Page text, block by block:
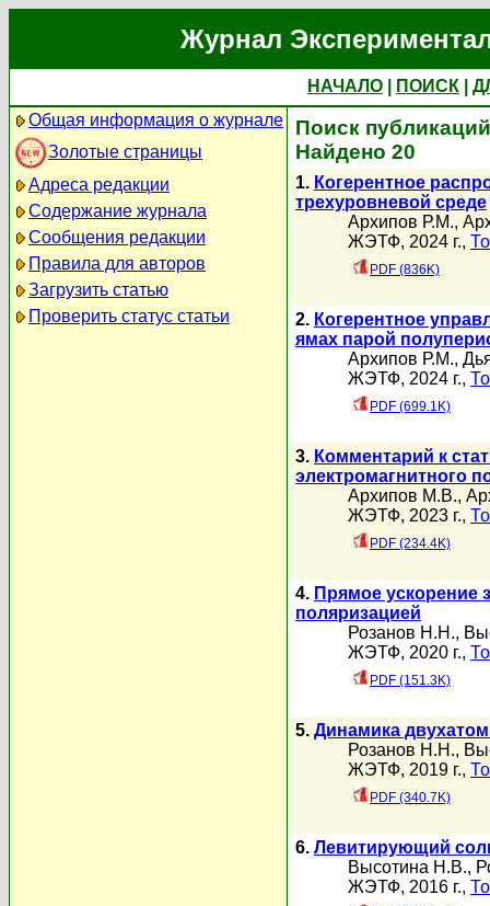
Журнал
НАЧАЛО ПОИСК
Общая информация о журнале
Золотые страницы
Адреса редакции
Содержание журнала
Сообщения редакции
Правила для авторов
Загрузить статью
Проверить статус статьи
Поиск
Найдено 20
1. Когерентное
трехуровневой среде
Архипов Р.М.,
ЖЭТФ, 2024 г.,
PDF (836K)
2. Когерентное
ямах парой
Архипов Р.М.,
ЖЭТФ, 2024 г.,
PDF (699.1K)
3. Комментарий к
электромагнитного
Архипов М.В.,
ЖЭТФ, 2023 г.,
PDF (234.4K)
4. Прямое ускорение
поляризацией
Розанов Н.Н.,
ЖЭТФ, 2020 г.,
PDF (151.3K)
5. Динамика
Розанов Н.Н.,
ЖЭТФ, 2019 г.,
PDF (340.7K)
6. Левитирующий
Высотина Н.В.,
ЖЭТФ, 2016 г.,